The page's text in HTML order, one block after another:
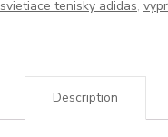
svietiace tenisky adidas,
Description